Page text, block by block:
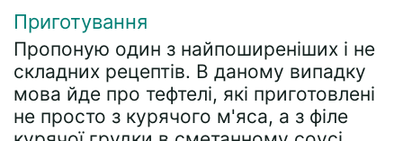
Приготування
Пропоную один з найпоширеніших і не
складних рецептів. В даному випадку
мова йде про тефтелі, які приготовлені
не просто з курячого м'яса, а з філе